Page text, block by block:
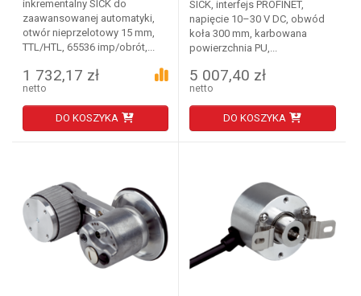
inkrementalny SICK do
zaawansowanej automatyki,
otwór nieprzelotowy 15 mm,
TTL/HTL, 65536 imp/obrót,...
1 732,17 zł
netto
DO KOSZYKA
SICK, interfejs PROFINET,
napięcie 10–30 V DC, obwód
koła 300 mm, karbowana
powierzchnia PU,...
5 007,40 zł
netto
DO KOSZYKA